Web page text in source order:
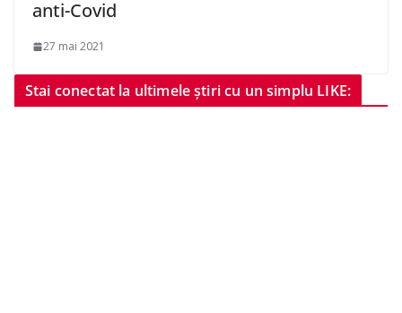
anti-Covid
27 mai 2021
Stai conectat la ultimele știri cu un simplu LIKE: